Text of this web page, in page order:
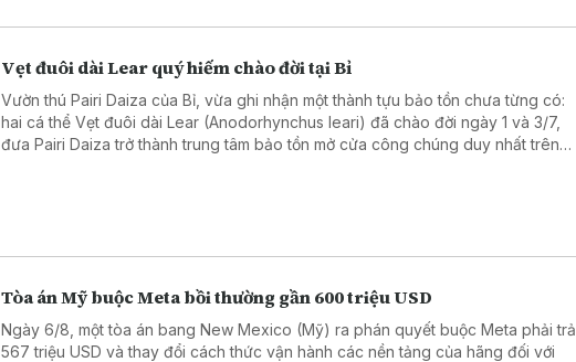
Vẹt đuôi dài Lear quý hiếm chào đời tại Bỉ
Vườn thú Pairi Daiza của Bỉ, vừa ghi nhận một thành tựu bảo tồn chưa từng có:
hai cá thể Vẹt đuôi dài Lear (Anodorhynchus leari) đã chào đời ngày 1 và 3/7,
đưa Pairi Daiza trở thành trung tâm bảo tồn mở cửa công chúng duy nhất trên
Tòa án Mỹ buộc Meta bồi thường gần 600 triệu USD
Ngày 6/8, một tòa án bang New Mexico (Mỹ) ra phán quyết buộc Meta phải trả
567 triệu USD và thay đổi cách thức vận hành các nền tảng của hãng đối với